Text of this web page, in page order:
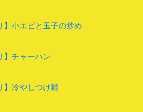
】小エビと玉子の炒め
】チャーハン
】冷やしつけ麺